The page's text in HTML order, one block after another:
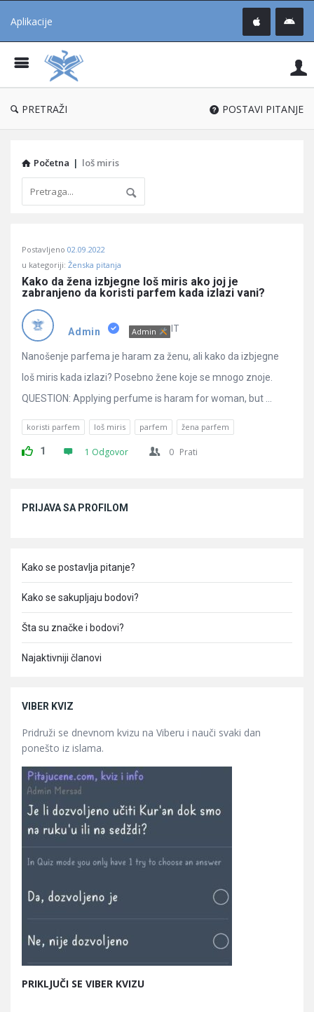
Aplikacije
®
PRETRAŽI POSTAVI PITANJE
Početna | loš miris
Učene
Latest
Pitanja
Postavljeno 02.09.2022
u kategoriji: Ženska pitanja
Kako da žena izbjegne loš miris ako joj je
zabranjeno da koristi parfem kada izlazi vani?
Admin Admin IT
Nanošenje parfema je haram za ženu, ali kako da izbjegne
loš miris kada izlazi? Posebno žene koje se mnogo znoje.
QUESTION: Applying perfume is haram for woman, but ...
koristi parfem loš miris parfem žena parfem
1 1 Odgovor 0 Prati
PRIJAVA SA PROFILOM
Kako se postavlja pitanje?
Kako se sakupljaju bodovi?
Šta su značke i bodovi?
Najaktivniji članovi
VIBER KVIZ
Pridruži se dnevnom kvizu na Viberu i nauči svaki dan
ponešto iz islama.
PRIKLJUČI SE VIBER KVIZU